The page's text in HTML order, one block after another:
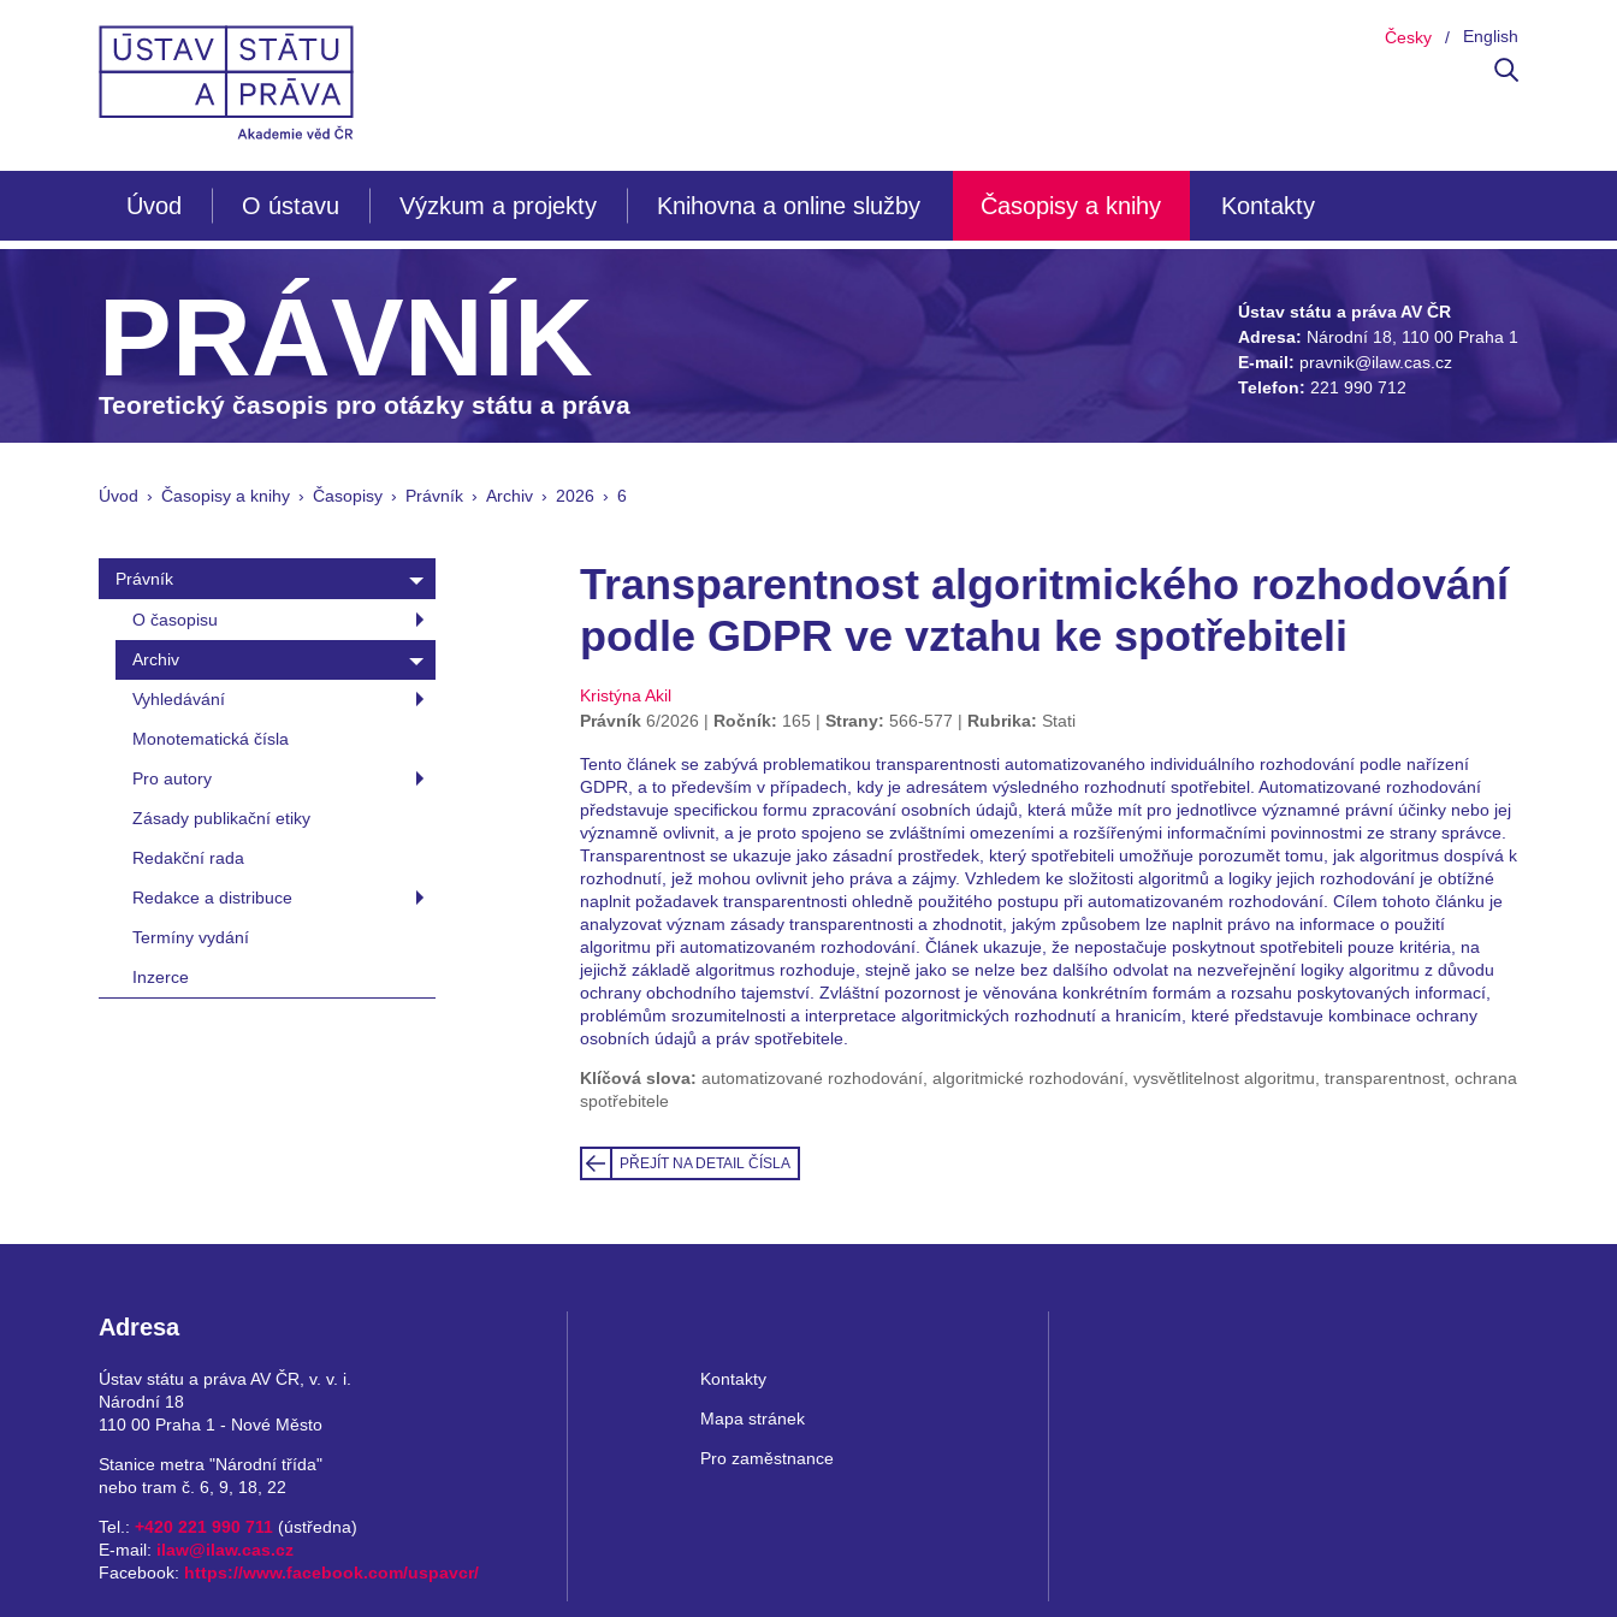
Česky English
Úvod O ústavu Výzkum a projekty Knihovna a online služby Časopisy a knihy Kontakty
PRÁVNÍK
Teoretický časopis pro otázky státu a práva
Ústav státu a práva AV ČR
Adresa: Národní 18, 110 00 Praha 1
E-mail: pravnik@ilaw.cas.cz
Telefon: 221 990 712
Úvod Časopisy a knihy Časopisy Právník Archiv 2026 6
Právník
O časopisu
Archiv
Vyhledávání
Monotematická čísla
Pro autory
Zásady publikační etiky
Redakční rada
Redakce a distribuce
Termíny vydání
Inzerce
Transparentnost algoritmického rozhodování
podle GDPR ve vztahu ke spotřebiteli
Kristýna Akil
Právník6/2026 Ročník: 165 Strany: 566-577 Rubrika: Stati
Tento článek se zabývá problematikou transparentnosti automatizovaného individuálního rozhodování podle nařízení
GDPR, a to především v případech, kdy je adresátem výsledného rozhodnutí spotřebitel. Automatizované rozhodování
představuje specifickou formu zpracování osobních údajů, která může mít pro jednotlivce významné právní účinky nebo jej
významně ovlivnit, a je proto spojeno se zvláštními omezeními a rozšířenými informačními povinnostmi ze strany správce.
Transparentnost se ukazuje jako zásadní prostředek, který spotřebiteli umožňuje porozumět tomu, jak algoritmus dospívá k
rozhodnutí, jež mohou ovlivnit jeho práva a zájmy. Vzhledem ke složitosti algoritmů a logiky jejich rozhodování je obtížné
naplnit požadavek transparentnosti ohledně použitého postupu při automatizovaném rozhodování. Cílem tohoto článku je
analyzovat význam zásady transparentnosti a zhodnotit, jakým způsobem lze naplnit právo na informace o použití
algoritmu při automatizovaném rozhodování. Článek ukazuje, že nepostačuje poskytnout spotřebiteli pouze kritéria, na
jejichž základě algoritmus rozhoduje, stejně jako se nelze bez dalšího odvolat na nezveřejnění logiky algoritmu z důvodu
ochrany obchodního tajemství. Zvláštní pozornost je věnována konkrétním formám a rozsahu poskytovaných informací,
problémům srozumitelnosti a interpretace algoritmických rozhodnutí a hranicím, které představuje kombinace ochrany
osobních údajů a práv spotřebitele.
Klíčová slova: automatizované rozhodování, algoritmické rozhodování, vysvětlitelnost algoritmu, transparentnost, ochrana
spotřebitele
PŘEJÍT NA DETAIL ČÍSLA
Adresa
Ústav státu a práva AV ČR, v. v. i.
Národní 18
110 00 Praha 1 - Nové Město
Stanice metra "Národní třída"
nebo tram č. 6, 9, 18, 22
Tel.: +420 221 990 711 (ústředna)
E-mail: ilaw@ilaw.cas.cz
Facebook: https://www.facebook.com/uspavcr/
Kontakty
Mapa stránek
Pro zaměstnance